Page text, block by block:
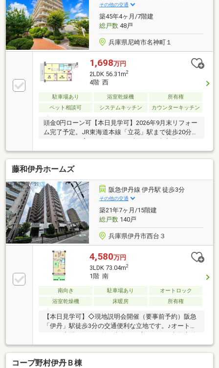
その他の交通
築45年4ヶ月/7階建
総戸数48戸
兵庫県尼崎市名神町１
1,698万円
2LDK 56.31m2
4階 西
駐車場あり 浴室乾燥機
所有権
ペット相談可
システムキッチン カウンターキッチン
頭金0円ローン可【本日見学可】2026年9月末リフォー
ム完了予定。JR東海道本線「立花」駅まで徒歩20分で
能なウォークインクローゼットございます。
藤和伊丹ホームズ
阪急伊丹線 伊丹駅 徒歩3分
その他の交通
築21年7ヶ月/15階建
総戸数140戸
兵庫県伊丹市西台３
4,580万円
3LDK 73.04m2
1階 南
南向き 駐車場あり
オートロック
浴室乾燥機
床暖房 所有権
【本日見学可】◇現地説明会開催（要事前予約）阪急
「伊丹」駅徒歩3分の交通便利な立地です。♪オートロ
きの物件です。床暖房や浴室乾燥機など住宅設備も充
実！
コープ野村伊丹Ｂ棟